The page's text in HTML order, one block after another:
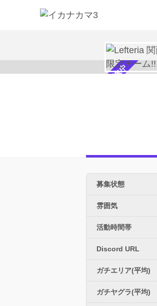
メンバー募集中
募集状態
雰囲気
活動時間帯
Discord URL
ガチエリア(平均)
ガチヤグラ(平均)